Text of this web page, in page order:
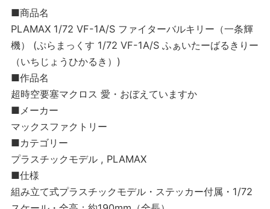
■商品名
PLAMAX 1/72 VF-1A/S ファイターバルキリー（一条輝
機） (ぷらまっくす 1/72 VF-1A/S ふぁいたーばるきりー
（いちじょうひかるき）)
■作品名
超時空要塞マクロス 愛・おぼえていますか
■メーカー
マックスファクトリー
■カテゴリー
プラスチックモデル , PLAMAX
■仕様
組み立て式プラスチックモデル・ステッカー付属・1/72